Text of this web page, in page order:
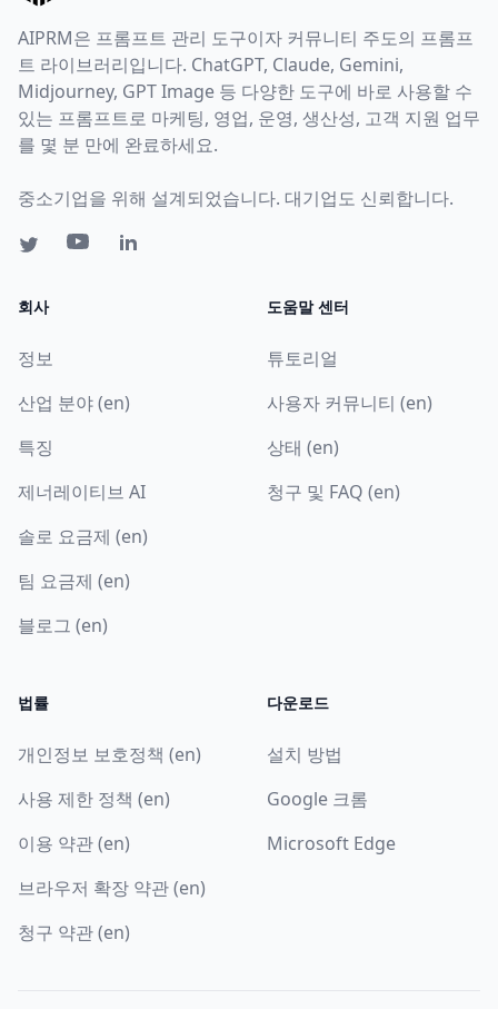
AIPRM은 프롬프트 관리 도구이자 커뮤니티 주도의 프롬프
트 라이브러리입니다. ChatGPT, Claude, Gemini,
Midjourney, GPT Image 등 다양한 도구에 바로 사용할 수
있는 프롬프트로 마케팅, 영업, 운영, 생산성, 고객 지원 업무
를 몇 분 만에 완료하세요.
중소기업을 위해 설계되었습니다. 대기업도 신뢰합니다.
회사
정보
산업 분야 (en)
특징
제너레이티브 AI
솔로 요금제 (en)
팀 요금제 (en)
블로그 (en)
도움말 센터
튜토리얼
사용자 커뮤니티 (en)
상태 (en)
청구 및 FAQ (en)
법률
개인정보 보호정책 (en)
사용 제한 정책 (en)
이용 약관 (en)
브라우저 확장 약관 (en)
청구 약관 (en)
다운로드
설치 방법
Google 크롬
Microsoft Edge